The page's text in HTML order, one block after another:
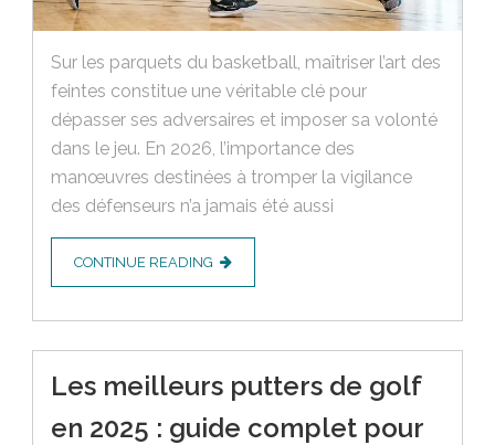
Sur les parquets du basketball, maîtriser l’art des
feintes constitue une véritable clé pour
dépasser ses adversaires et imposer sa volonté
dans le jeu. En 2026, l’importance des
manœuvres destinées à tromper la vigilance
des défenseurs n’a jamais été aussi
CONTINUE READING
Les meilleurs putters de golf
en 2025 : guide complet pour